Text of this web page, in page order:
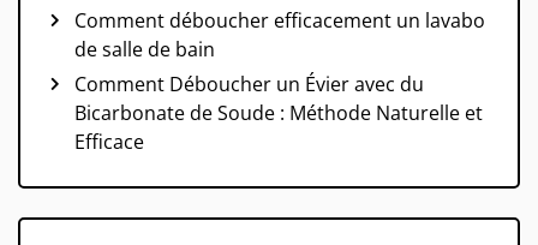
Comment déboucher efficacement un lavabo
de salle de bain
Comment Déboucher un Évier avec du
Bicarbonate de Soude : Méthode Naturelle et
Efficace